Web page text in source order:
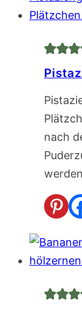
nach